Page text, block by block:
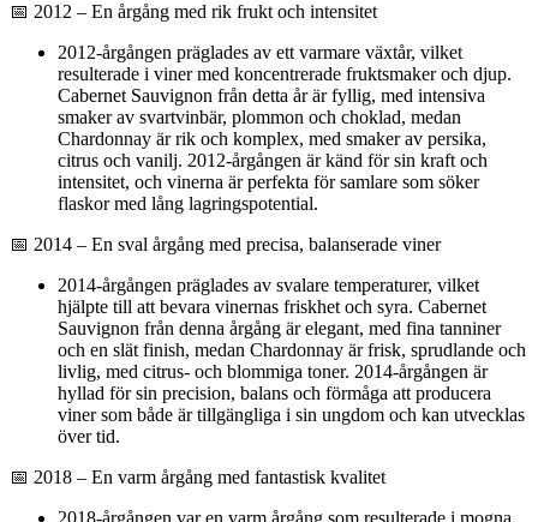
📅 2012 – En årgång med rik frukt och intensitet
2012-årgången präglades av ett varmare växtår, vilket
resulterade i viner med koncentrerade fruktsmaker och djup.
Cabernet Sauvignon från detta år är fyllig, med intensiva
smaker av svartvinbär, plommon och choklad, medan
Chardonnay är rik och komplex, med smaker av persika,
citrus och vanilj. 2012-årgången är känd för sin kraft och
intensitet, och vinerna är perfekta för samlare som söker
flaskor med lång lagringspotential.
📅 2014 – En sval årgång med precisa, balanserade viner
2014-årgången präglades av svalare temperaturer, vilket
hjälpte till att bevara vinernas friskhet och syra. Cabernet
Sauvignon från denna årgång är elegant, med fina tanniner
och en slät finish, medan Chardonnay är frisk, sprudlande och
livlig, med citrus- och blommiga toner. 2014-årgången är
hyllad för sin precision, balans och förmåga att producera
viner som både är tillgängliga i sin ungdom och kan utvecklas
över tid.
📅 2018 – En varm årgång med fantastisk kvalitet
2018-årgången var en varm årgång som resulterade i mogna,